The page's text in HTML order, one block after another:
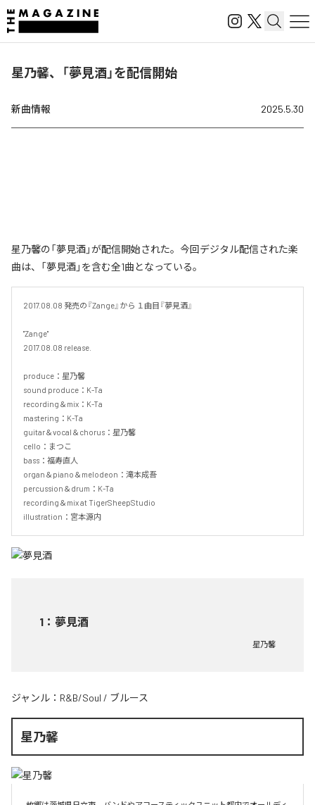
星乃馨、「夢見酒」を配信開始
新曲情報 2025.5.30
星乃馨の「夢見酒」が配信開始された。今回デジタル配信された楽
曲は、「夢見酒」を含む全1曲となっている。
2017.08.08 発売の『Zange』から １曲目『夢見酒』
"Zange"
2017.08.08 release.
produce：星乃馨
sound produce：K-Ta
recording＆mix：K-Ta
mastering：K-Ta
guitar＆vocal＆chorus：星乃馨
cello：まつこ
bass：福寿直人
organ＆piano＆melodeon：滝本成吾
percussion＆drum：K-Ta
recording＆mix at TigerSheepStudio
illustration：宮本源内
1 ： 夢見酒
星乃馨
ジャンル： R&B/Soul / ブルース
星乃馨